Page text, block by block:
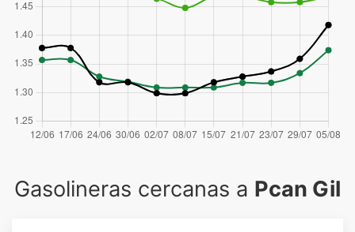
Gasolineras cercanas a Pcan Gil